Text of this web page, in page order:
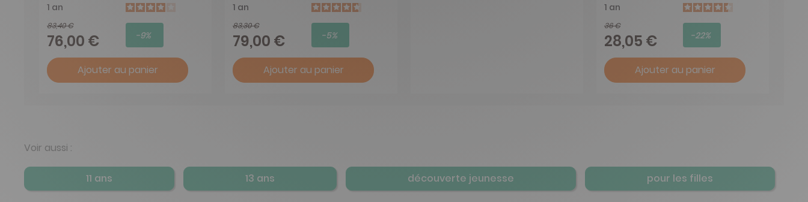
1 an
83,40 €
76,00 € -9%
Ajouter au panier
1 an
83,30 €
79,00 € -5%
Ajouter au panier
1 an
36 €
28,05 € -22%
Ajouter au panier
Voir aussi :
11 ans 13 ans découverte jeunesse pour les filles